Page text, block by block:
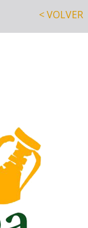
< VOLVER